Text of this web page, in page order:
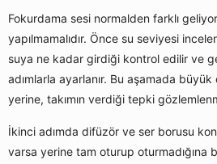
Fokurdama sesi normalden farklı
yapılmamalıdır. Önce su seviyesi
suya ne kadar girdiği kontrol edilir ve
adımlarla ayarlanır. Bu aşamada
yerine, takımın verdiği tepki
İkinci adımda difüzör ve ser borusu
varsa yerine tam oturup oturmadığına